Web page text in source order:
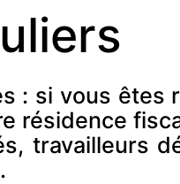
: si vous
résidence
travailleurs